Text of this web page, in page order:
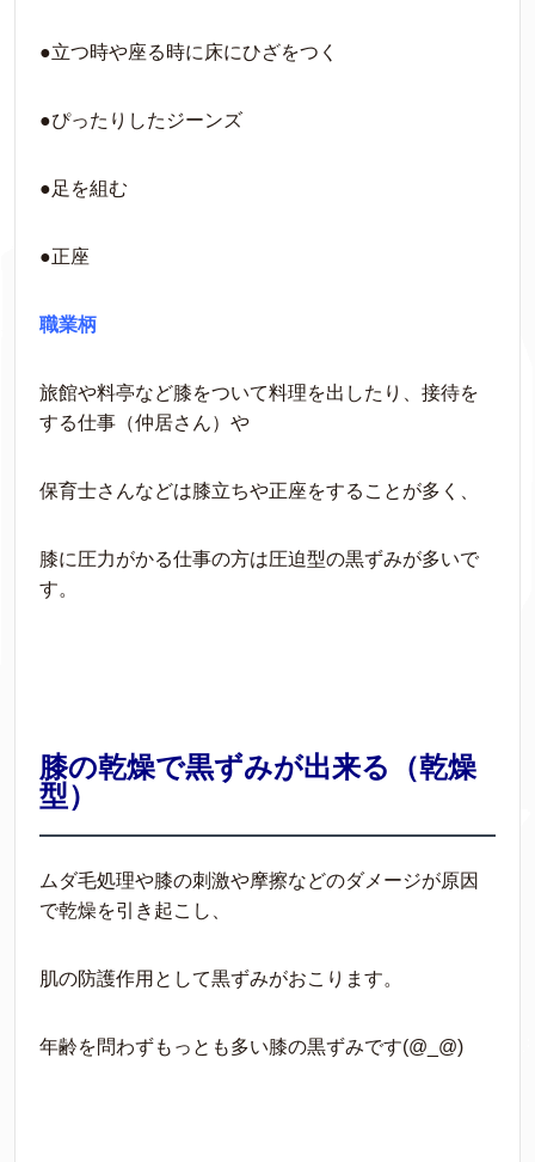
●立つ時や座る時に床にひざをつく
●ぴったりしたジーンズ
●足を組む
●正座
職業柄
旅館や料亭など膝をついて料理を出したり、接待を
する仕事（仲居さん）や
保育士さんなどは膝立ちや正座をすることが多く、
膝に圧力がかる仕事の方は圧迫型の黒ずみが多いで
す。
膝の乾燥で黒ずみが出来る（乾燥
型）
ムダ毛処理や膝の刺激や摩擦などのダメージが原因
で乾燥を引き起こし、
肌の防護作用として黒ずみがおこります。
年齢を問わずもっとも多い膝の黒ずみです(@_@)